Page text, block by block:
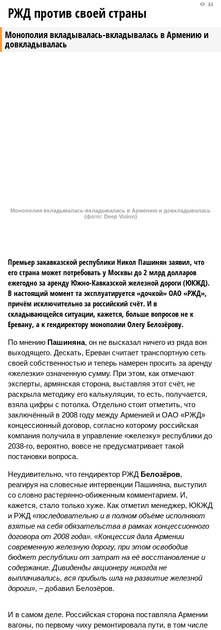
Монополия вкладывалась-вкладывалась в Армению и
довкладывалась
84
РЖД против своей страны
По мнениюПашиняна, он не высказал ничего из ряда вон
раскрыла методику его калькуляции, то есть, получается,
взяла цифры с потолка. Отдельно стоит отметить, что
заключённый в 2008 году между Арменией и ОАО «РЖД»
концессионный договор, согласно которому российская
компания получила в управление «железку» республики до
2038-го, вероятно, вовсе не предусматривает такой
постановки вопроса.
Неудивительно, что гендиректор РЖД Белозёров,
реагируя на словесные интервенции Пашиняна, выступил
со словно растерянно-обиженным комментарием. И,
кажется, стало только хуже. Как отметил менеджер, ЮКЖД
и РЖД«последовательно и в полном объёме исполняют
взятые на себя обязательства в рамках концессионного
договора от 2008 года». «Концессия дала Армении
современную железную дорогу, при этом освободив
бюджет республики от затрат на её восстановление и
содержание. Дивиденды акционеру никогда не
выплачивались, вся прибыль шла на развитие железной
дороги», – добавил Белозёров.
И в самом деле. Российская сторона поставляла Армении
вагоны, по первому чиху ремонтировала пути, в том числе
повреждённые стихией, выплатила в казну закавказской
республики 15 млрд рублей налогов, пускала прибыль на
развитие местной железнодорожной инфраструктуры.
Из слов Белозёрова и приведённых фактов легко сделать
вывод о том, что ОАО «РЖД» занималось в Армении не
деловой активностью, а сугубой благотворительностью, не
инвестировало, а раздавало пожертвования, не
зарабатывало само, а давало зарабатывать другим и,
поводу будущего железных дорог рес­публики –